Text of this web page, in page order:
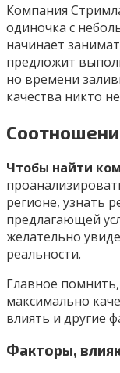
Компания
одиночка с
начинает
предложит
но времени
качества никто
Чтобы найти
регионе, узнать
предлагающей
желательно
реальности.
Главное
максимально
влиять и другие
Факторы,